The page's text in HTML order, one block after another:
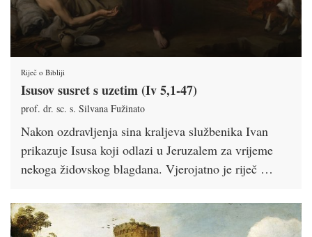
Riječ o Bibliji
Isusov susret s uzetim (Iv 5,1-47)
prof. dr. sc. s. Silvana Fužinato
Nakon ozdravljenja sina kraljeva službenika Ivan
prikazuje Isusa koji odlazi u Jeruzalem za vrijeme
nekoga židovskog blagdana. Vjerojatno je riječ …